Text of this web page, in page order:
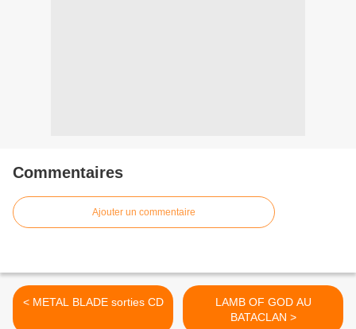
Commentaires
Ajouter un commentaire
< METAL BLADE sorties CD
LAMB OF GOD AU
BATACLAN >